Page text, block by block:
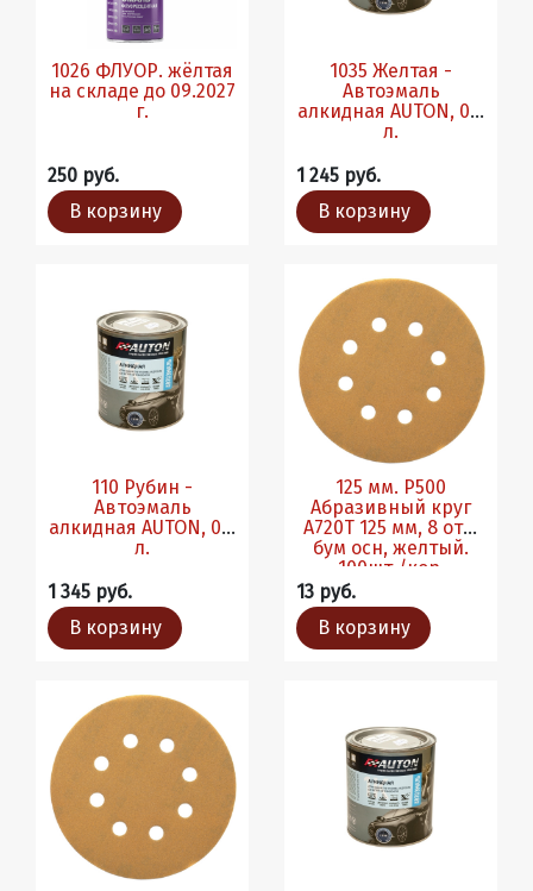
1026 ФЛУОР. жёлтая
на складе до 09.2027
г.
250 руб.
В корзину
1035 Желтая -
Автоэмаль
алкидная AUTON, 0.8
л.
1 245 руб.
В корзину
110 Рубин -
Автоэмаль
алкидная AUTON, 0.8
л.
1 345 руб.
В корзину
125 мм. Р500
Абразивный круг
A720T 125 мм, 8 отв,
бум осн, желтый.
100шт./кор.
13 руб.
В корзину